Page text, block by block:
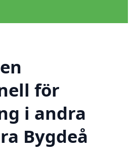
för
i andra
Bygdeå